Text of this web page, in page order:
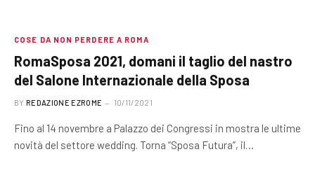
COSE DA NON PERDERE A ROMA
RomaSposa 2021, domani il taglio del nastro
del Salone Internazionale della Sposa
BY REDAZIONE EZROME 10/11/2021
Fino al 14 novembre a Palazzo dei Congressi in mostra le ultime
novità del settore wedding. Torna “Sposa Futura”, il…